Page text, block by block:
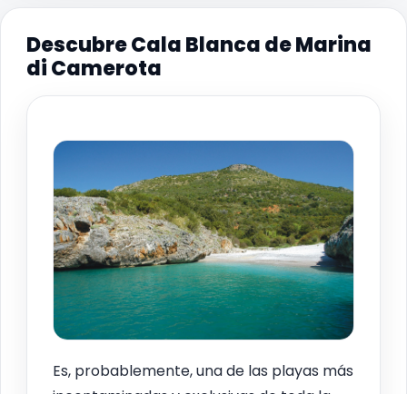
Descubre Cala Blanca de Marina
di Camerota
Es, probablemente, una de las playas más